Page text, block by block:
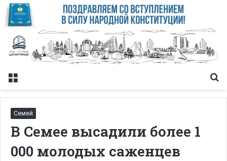
Меню
Семей
В Семее высадили более 1
000 молодых саженцев